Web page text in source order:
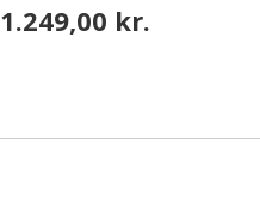
1.249,00 kr.